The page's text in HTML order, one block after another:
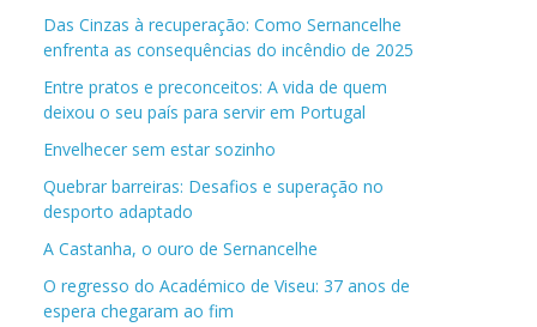
Das Cinzas à recuperação: Como Sernancelhe
enfrenta as consequências do incêndio de 2025
Entre pratos e preconceitos: A vida de quem
deixou o seu país para servir em Portugal
Envelhecer sem estar sozinho
Quebrar barreiras: Desafios e superação no
desporto adaptado
A Castanha, o ouro de Sernancelhe
O regresso do Académico de Viseu: 37 anos de
espera chegaram ao fim